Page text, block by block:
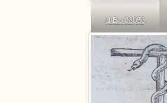
U/Bc 03053